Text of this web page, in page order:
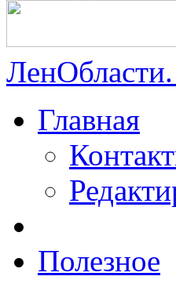
Главная
Полезное